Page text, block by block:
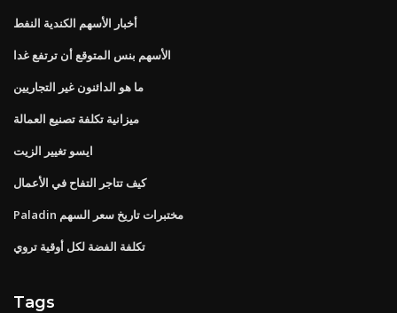
أخبار الأسهم الكندية النفط
الأسهم بنس المتوقع أن ترتفع غدا
ما هو الدائنون غير التجاريين
ميزانية تكلفة تصنيع العمالة
ايسو تغيير الزيت
كيف تتاجر التفاح في الأعمال
Paladin مختبرات تاريخ سعر السهم
تكلفة الفضة لكل أوقية تروي
Tags